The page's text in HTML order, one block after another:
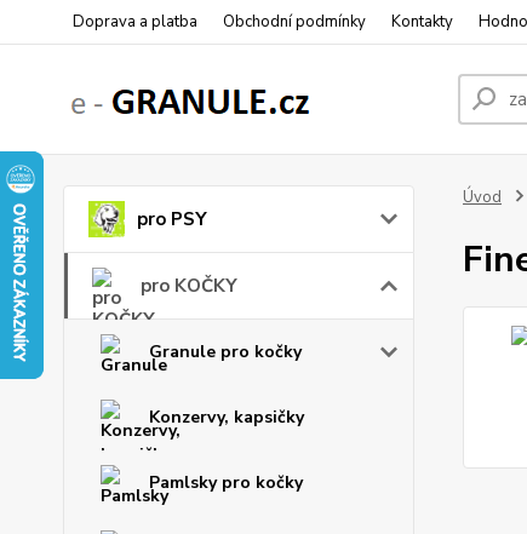
Doprava a platba Obchodní podmínky Kontakty
pro PSY
pro KOČKY
Granule pro kočky
Konzervy, kapsičky
Pamlsky pro kočky
Úvod